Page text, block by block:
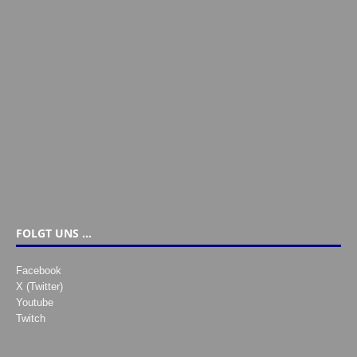
FOLGT UNS …
Facebook
X (Twitter)
Youtube
Twitch